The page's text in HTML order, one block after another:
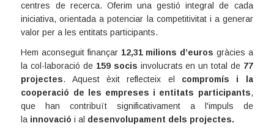
centres de recerca. Oferim una gestió integral de cada
iniciativa, orientada a potenciar la competitivitat i a generar
valor per a les entitats participants.
Hem aconseguit finançar 12,31 milions d’euros gràcies a
la col·laboració de 159 socis involucrats en un total de 77
projectes. Aquest èxit reflecteix el compromís i la
cooperació de les empreses i entitats participants,
que han contribuït significativament a l'impuls de
la innovaciói al desenvolupament dels projectes.